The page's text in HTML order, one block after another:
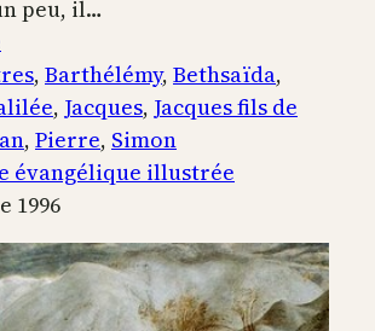
peu, il…
Appel
des
disciples
au
bord
de
la
mer
, Barthélémy, Bethsaïda
, Jacques, Jacques fils de
, Pierre, Simon
évangélique illustrée
1996